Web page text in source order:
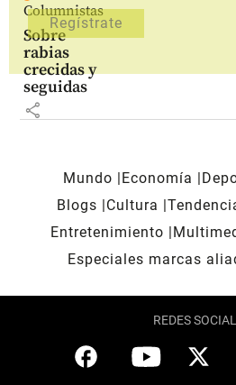
Columnistas
Sobre
rabias
crecidas y
seguidas
share
Mundo Economía
Blogs
Cultura
Entretenimiento
Especiales marcas
REDES